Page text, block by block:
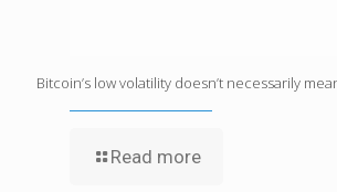
Bitcoin’s low volatility doesn’t necessarily
Read more